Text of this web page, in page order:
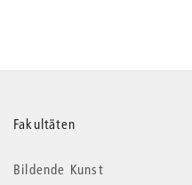
Weitere
Informationen
Fakultäten
Bildende Kunst